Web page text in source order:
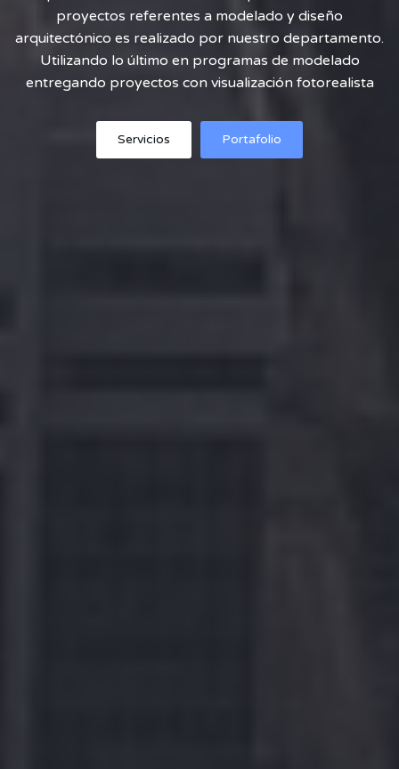
proyectos referentes a modelado y diseño
arquitectónico es realizado por nuestro departamento.
Utilizando lo último en programas de modelado
entregando proyectos con visualización fotorealista
Servicios Portafolio